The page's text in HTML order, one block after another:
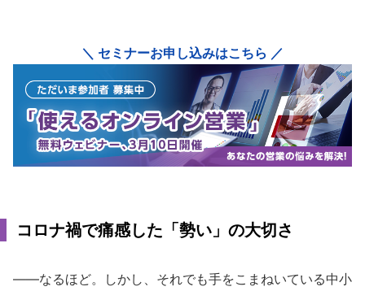
＼ セミナーお申し込みはこちら ／
コロナ禍で痛感した「勢い」の大切さ
――なるほど。しかし、それでも手をこまねいている中小